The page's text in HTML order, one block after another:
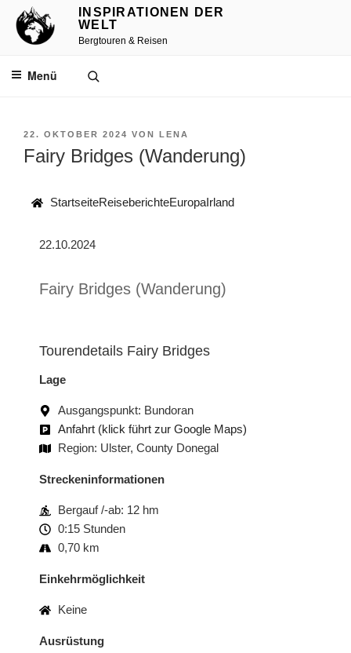
INSPIRATIONEN DER
WELT
Bergtouren & Reisen
Menü
22. OKTOBER 2024 VON LENA
Fairy Bridges (Wanderung)
StartseiteReiseberichteEuropaIrland
22.10.2024
Fairy Bridges (Wanderung)
Tourendetails Fairy Bridges
Lage
Ausgangspunkt: Bundoran
Anfahrt (klick führt zur Google Maps)
Region: Ulster, County Donegal
Streckeninformationen
Bergauf /-ab: 12 hm
0:15 Stunden
0,70 km
Einkehrmöglichkeit
Keine
Ausrüstung